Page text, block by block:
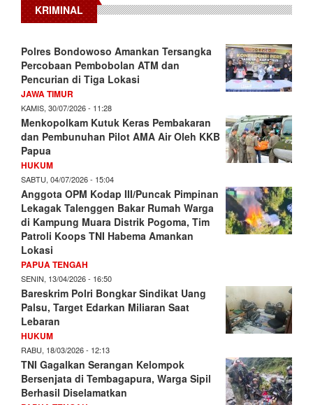
KRIMINAL
Polres Bondowoso Amankan Tersangka
Percobaan Pembobolan ATM dan
Pencurian di Tiga Lokasi
JAWA TIMUR
KAMIS, 30/07/2026 - 11:28
Menkopolkam Kutuk Keras Pembakaran
dan Pembunuhan Pilot AMA Air Oleh KKB
Papua
HUKUM
SABTU, 04/07/2026 - 15:04
Anggota OPM Kodap III/Puncak Pimpinan
Lekagak Talenggen Bakar Rumah Warga
di Kampung Muara Distrik Pogoma, Tim
Patroli Koops TNI Habema Amankan
Lokasi
PAPUA TENGAH
SENIN, 13/04/2026 - 16:50
Bareskrim Polri Bongkar Sindikat Uang
Palsu, Target Edarkan Miliaran Saat
Lebaran
HUKUM
RABU, 18/03/2026 - 12:13
TNI Gagalkan Serangan Kelompok
Bersenjata di Tembagapura, Warga Sipil
Berhasil Diselamatkan